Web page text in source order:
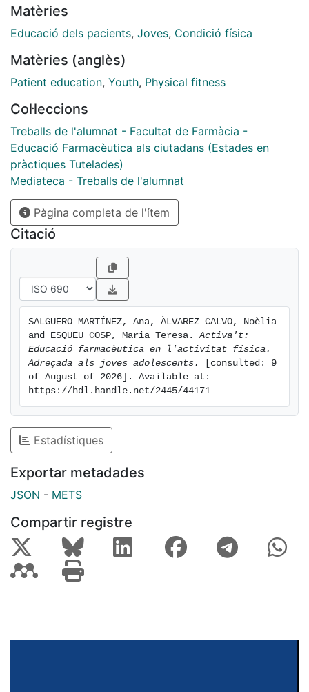
salut mental, relaxar-nos i proporcionar-nos un cert
benestar general. L’educació farmacèutica ha de
que els faran portar un estil de vida actiu, del qual tot
l’organisme en sortirà beneficiat, tant a curt com a
Matèries
Educació dels pacients, Joves, Condició física
Matèries (anglès)
Patient education, Youth, Physical fitness
Col·leccions
Treballs de l'alumnat - Facultat de Farmàcia -
Educació Farmacèutica als ciutadans (Estades en
pràctiques Tutelades)
Mediateca - Treballs de l'alumnat
Pàgina completa de l'ítem
Citació
SALGUERO MARTÍNEZ, Ana, ÀLVAREZ CALVO, Noèlia
and ESQUEU COSP, Maria Teresa. Activa't:
Educació farmacèutica en l'activitat física.
Adreçada als joves adolescents.
[consulted: 9
of August of 2026]. Available at:
https://hdl.handle.net/2445/44171
Estadístiques
Exportar metadades
JSON - METS
Compartir registre